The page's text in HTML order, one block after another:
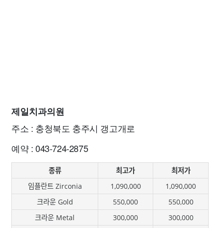
제일치과의원
주소 : 충청북도 충주시 갱고개로
예약 : 043-724-2875
종류 최고가
최저가
임플란트 Zirconia
1,090,000
1,090,000
크라운 Gold
550,000
550,000
크라운 Metal
300,000
300,000